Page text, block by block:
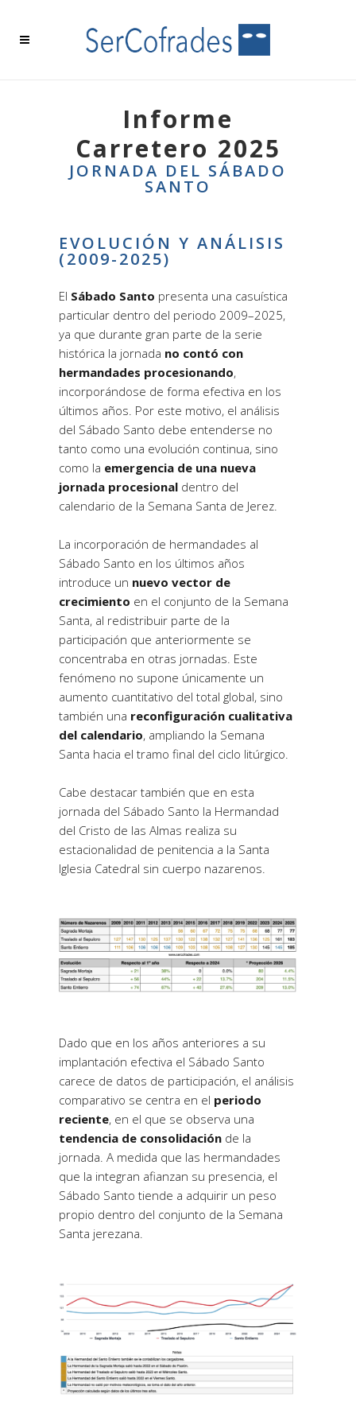
Informe
Carretero 2025
JORNADA DEL SÁBADO
SANTO
EVOLUCIÓN Y ANÁLISIS
(2009-2025)
El Sábado Santo presenta una casuística
particular dentro del periodo 2009–2025,
ya que durante gran parte de la serie
histórica la jornada no contó con
hermandades procesionando,
incorporándose de forma efectiva en los
últimos años. Por este motivo, el análisis
del Sábado Santo debe entenderse no
tanto como una evolución continua, sino
como la emergencia de una nueva
jornada procesional dentro del
calendario de la Semana Santa de Jerez.
La incorporación de hermandades al
Sábado Santo en los últimos años
introduce un nuevo vector de
crecimiento en el conjunto de la Semana
Santa, al redistribuir parte de la
participación que anteriormente se
concentraba en otras jornadas. Este
fenómeno no supone únicamente un
aumento cuantitativo del total global, sino
también una reconfiguración cualitativa
del calendario, ampliando la Semana
Santa hacia el tramo final del ciclo litúrgico.
Cabe destacar también que en esta
jornada del Sábado Santo la Hermandad
del Cristo de las Almas realiza su
estacionalidad de penitencia a la Santa
Iglesia Catedral sin cuerpo nazarenos.
Dado que en los años anteriores a su
implantación efectiva el Sábado Santo
carece de datos de participación, el análisis
comparativo se centra en el periodo
reciente, en el que se observa una
tendencia de consolidación de la
jornada. A medida que las hermandades
que la integran afianzan su presencia, el
Sábado Santo tiende a adquirir un peso
propio dentro del conjunto de la Semana
Santa jerezana.